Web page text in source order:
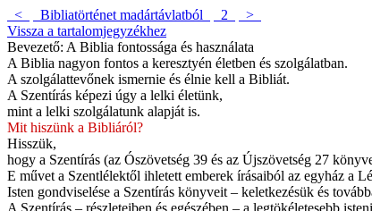
< Bibliatörténet madártávlatból 2
>
Vissza a tartalomjegyzékhez
Bevezető: A Biblia fontossága és használata
A Biblia nagyon fontos a keresztyén életben és szolgálatban.
A szolgálattevőnek ismernie és élnie kell a Bibliát.
A Szentírás képezi úgy a lelki életünk,
mint a lelki szolgálatunk alapját is.
Mit hiszünk a Bibliáról?
Hisszük,
hogy a Szentírás (az Ószövetség 39 és az Újszövetség 27
E művet a Szentlélektől ihletett emberek írásaiból az egyház a
Isten gondviselése a Szentírás könyveit – keletkezésük és
A Szentírás – részleteiben és egészében – a legtökéletesebb